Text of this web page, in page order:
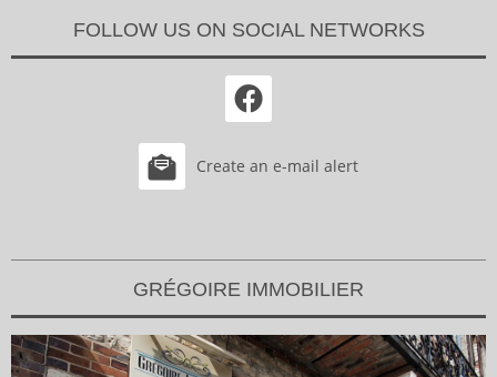
FOLLOW US ON SOCIAL NETWORKS
Create an e-mail alert
GRÉGOIRE IMMOBILIER